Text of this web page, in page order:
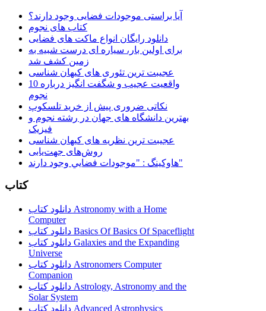
آیا براستی موجودات فضایی وجود دارند؟
کتاب های نجوم
دانلود رایگان انواع ماکت های فضایی
برای اولین بار، سیاره ای درست شبیه به
زمین کشف شد
عجیبت ترین تئوری های کیهان شناسی
10 واقعیت عجیب و شگفت انگیز درباره
نجوم
نکاتی ضروری پیش از خرید تلسکوپ
بهترین دانشگاه های جهان در رشته نجوم و
فیزیک
عجیبت ترین نظریه های کیهان شناسی
روش‌های جهت‌یابی
هاوكينگ : "موجودات فضايي وجود دارند"
کتاب
دانلود کتاب Astronomy with a Home
Computer
دانلود کتاب Basics Of Basics Of Spaceflight
دانلود کتاب Galaxies and the Expanding
Universe
دانلود کتاب Astronomers Computer
Companion
دانلود کتاب Astrology, Astronomy and the
Solar System
دانلود کتاب Advanced Astrophysics